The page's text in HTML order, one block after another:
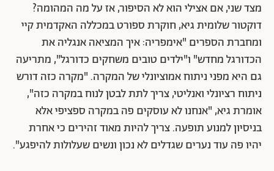
מצד שני, אם אצילי הוא לא הסיפור, אז על מה המהומה?
דוקטור שלומית גיא, חוקרת ספורט במכללה האקדמית קיי
ומחברת הספרים "אימפריה: איך המציאה אנגליה את
הכדורגל מחדש" ו"ילדים טובים משחקים כדורגל", מתריעה
גם היא מפני ניתוח אמוציונלי של המקרה. "מקרה כזה דורש
ניתוח רציונלי ואנליטי, צריך לתת לבטן לנוח במקרה כזה",
אומרת גיא, "אנחנו לא עוסקים פה במקרה ספציפי אלא
בניסיון למנוע תופעה. צריך להיות מאוד זהירים כי אחרת
יהיו פה עוד נערים שגדלים לא נכון ונשים שעלולות להיפגע".